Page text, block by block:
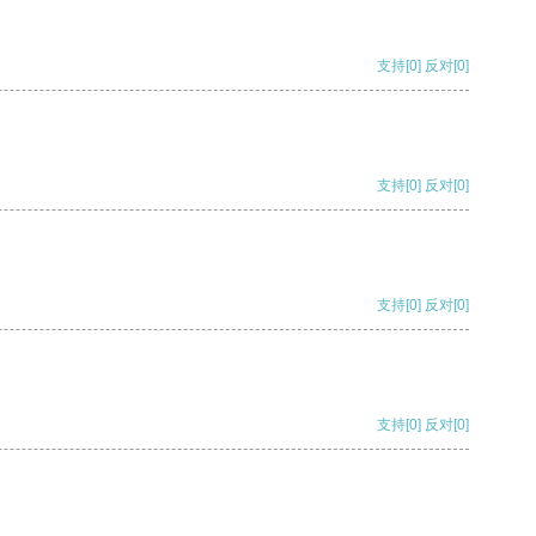
支持[0] 反对[0]
支持[0] 反对[0]
支持[0] 反对[0]
支持[0] 反对[0]